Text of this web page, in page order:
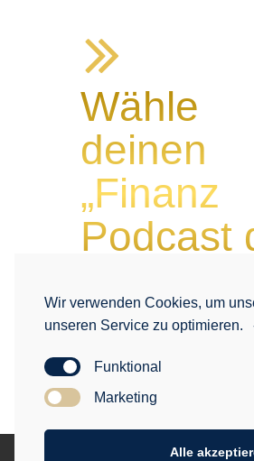
Wähle
deinen
„Finanz
Podcast
header=“show“
Wir verwenden Cookies, um
unseren Service zu optimieren.
Funktional
Marketing
Alle